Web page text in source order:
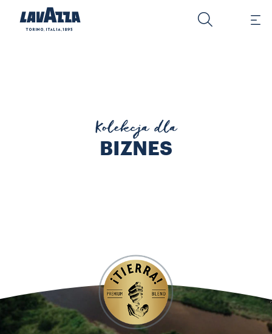
¡TIERRA! Zadbaj o naturę i ludzi: odkryj naszą ofertę ¡Tierra!
Kolekcja dla
BIZNES